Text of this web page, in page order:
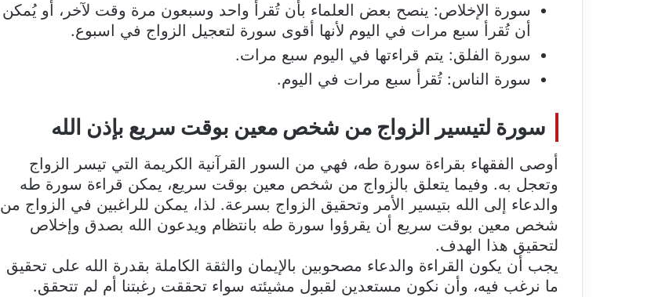
سورة الإخلاص: ينصح بعض العلماء بأن تُقرأ واحد وسبعون مرة وقت لآخر، أو يُمكن
أن تُقرأ سبع مرات في اليوم لأنها أقوى سورة لتعجيل الزواج في اسبوع.
سورة الفلق: يتم قراءتها في اليوم سبع مرات.
سورة الناس: تُقرأ سبع مرات في اليوم.
سورة لتيسير الزواج من شخص معين بوقت سريع بإذن الله
أوصى الفقهاء بقراءة سورة طه، فهي من السور القرآنية الكريمة التي تيسر الزواج
وتعجل به. وفيما يتعلق بالزواج من شخص معين بوقت سريع، يمكن قراءة سورة طه
والدعاء إلى الله بتيسير الأمر وتحقيق الزواج بسرعة. لذا، يمكن للراغبين في الزواج من
شخص معين بوقت سريع أن يقرؤوا سورة طه بانتظام ويدعون الله بصدق وإخلاص
لتحقيق هذا الهدف.
يجب أن يكون القراءة والدعاء مصحوبين بالإيمان والثقة الكاملة بقدرة الله على تحقيق
ما نرغب فيه، وأن نكون مستعدين لقبول مشيئته سواء تحققت رغبتنا أم لم تتحقق.